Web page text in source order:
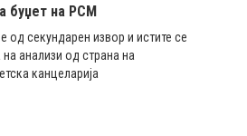
буџет на РСМ
од секундарен извор и истите се
анализи од страна на
канцеларија